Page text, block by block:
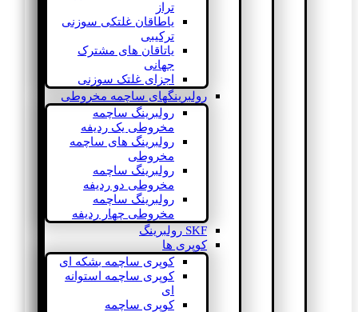
تراز
یاطاقان غلتکی سوزنی
ترکیبی
یاتاقان های مشترک
جهانی
اجزای غلتک سوزنی
رولبرینگهای ساچمه مخروطی
رولبرینگ ساچمه
مخروطی یک ردیفه
رولبرینگ های ساچمه
مخروطی
رولبرینگ ساچمه
مخروطی دو ردیفه
رولبرینگ ساچمه
مخروطی چهار ردیفه
SKF رولبرینگ
کوپری ها
کوپری ساچمه بشکه ای
کوپری ساچمه استوانه
ای
کوپری ساچمه